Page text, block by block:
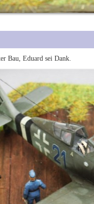
Bau, Eduard sei Dank.